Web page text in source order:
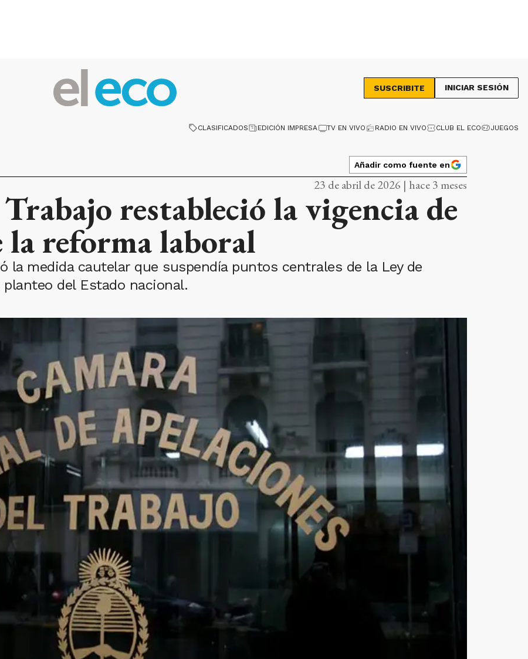
SUSCRIBITE INICIAR SESIÓN
CLASIFICADOS EDICIÓN IMPRESA TV EN VIVO RADIO EN VIVO CLUB EL ECO JUEGOS
Añadir como fuente en
23 de abril de 2026 | hace 3 meses
restableció la vigencia de
reforma laboral
la medida cautelar que suspendía puntos centrales de la Ley de
del Estado nacional.